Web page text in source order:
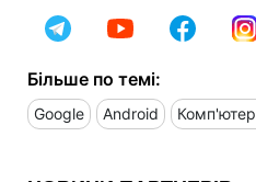
Більше по темі:
Google Android